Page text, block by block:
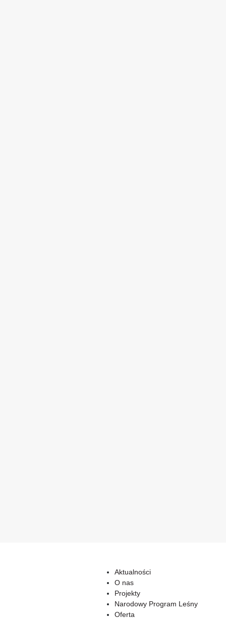
Aktualności
O nas
Projekty
Narodowy Program Leśny
Oferta